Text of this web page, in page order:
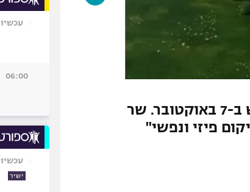
החלו העבודות להקמת מתחם איכותי בקיבוץ שנכבש ב-7 באוקטובר. שר
פיזי ונפשי"
עכשיו
06:00
עכשיו
ישיר